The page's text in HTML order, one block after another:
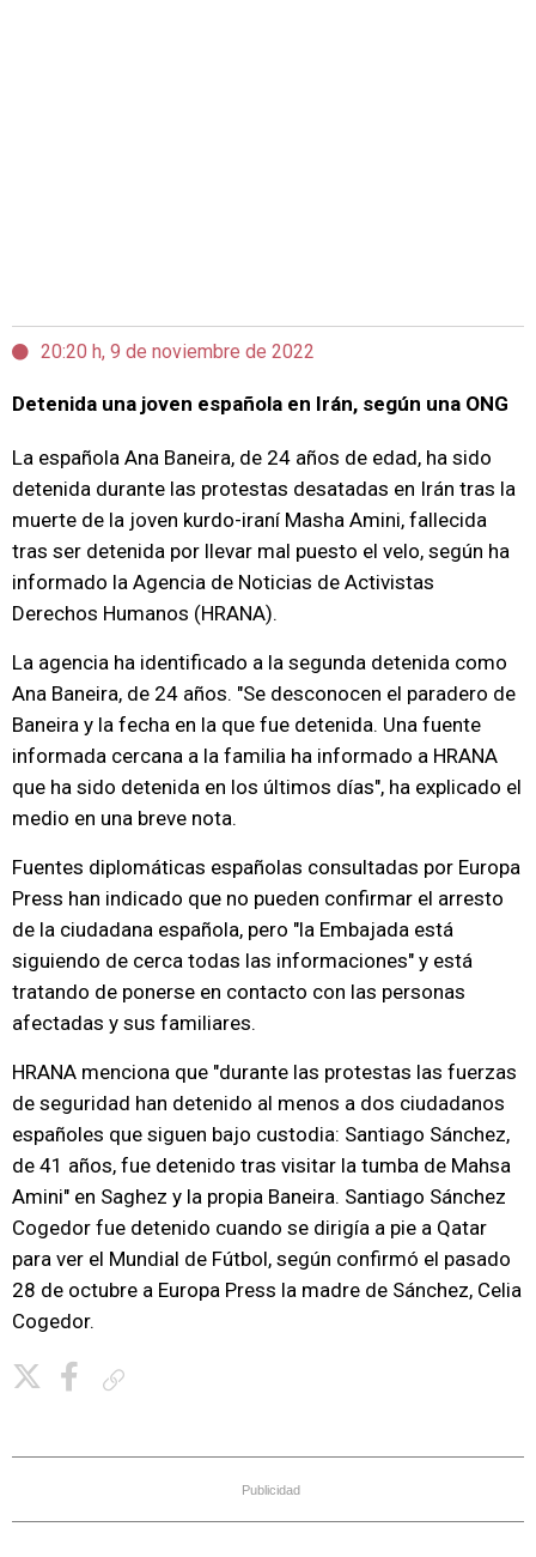
20:20 h, 9 de noviembre de 2022
Detenida una joven española en Irán, según una ONG
La española Ana Baneira, de 24 años de edad, ha sido
detenida durante las protestas desatadas en Irán tras la
muerte de la joven kurdo-iraní Masha Amini, fallecida
tras ser detenida por llevar mal puesto el velo, según ha
informado la Agencia de Noticias de Activistas
Derechos Humanos (HRANA).
La agencia ha identificado a la segunda detenida como
Ana Baneira, de 24 años. "Se desconocen el paradero de
Baneira y la fecha en la que fue detenida. Una fuente
informada cercana a la familia ha informado a HRANA
que ha sido detenida en los últimos días", ha explicado el
medio en una breve nota.
Fuentes diplomáticas españolas consultadas por Europa
Press han indicado que no pueden confirmar el arresto
de la ciudadana española, pero "la Embajada está
siguiendo de cerca todas las informaciones" y está
tratando de ponerse en contacto con las personas
afectadas y sus familiares.
HRANA menciona que "durante las protestas las fuerzas
de seguridad han detenido al menos a dos ciudadanos
españoles que siguen bajo custodia: Santiago Sánchez,
de 41 años, fue detenido tras visitar la tumba de Mahsa
Amini" en Saghez y la propia Baneira. Santiago Sánchez
Cogedor fue detenido cuando se dirigía a pie a Qatar
para ver el Mundial de Fútbol, según confirmó el pasado
28 de octubre a Europa Press la madre de Sánchez, Celia
Cogedor.
Publicidad